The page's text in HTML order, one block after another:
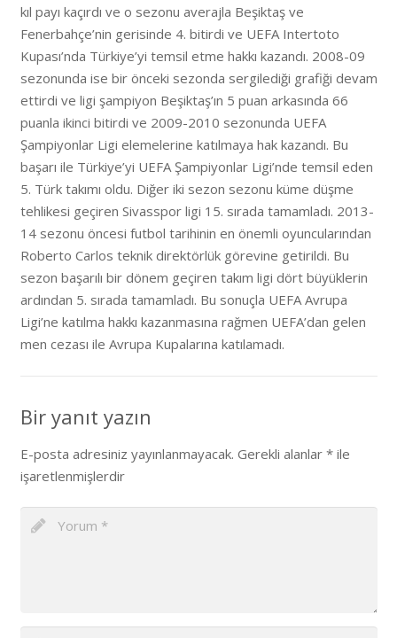
kıl payı kaçırdı ve o sezonu averajla Beşiktaş ve
Fenerbahçe’nin gerisinde 4. bitirdi ve UEFA Intertoto
Kupası’nda Türkiye’yi temsil etme hakkı kazandı. 2008-09
sezonunda ise bir önceki sezonda sergilediği grafiği devam
ettirdi ve ligi şampiyon Beşiktaş’ın 5 puan arkasında 66
puanla ikinci bitirdi ve 2009-2010 sezonunda UEFA
Şampiyonlar Ligi elemelerine katılmaya hak kazandı. Bu
başarı ile Türkiye’yi UEFA Şampiyonlar Ligi’nde temsil eden
5. Türk takımı oldu. Diğer iki sezon sezonu küme düşme
tehlikesi geçiren Sivasspor ligi 15. sırada tamamladı. 2013-
14 sezonu öncesi futbol tarihinin en önemli oyuncularından
Roberto Carlos teknik direktörlük görevine getirildi. Bu
sezon başarılı bir dönem geçiren takım ligi dört büyüklerin
ardından 5. sırada tamamladı. Bu sonuçla UEFA Avrupa
Ligi’ne katılma hakkı kazanmasına rağmen UEFA’dan gelen
men cezası ile Avrupa Kupalarına katılamadı.
Bir yanıt yazın
E-posta adresiniz yayınlanmayacak. Gerekli alanlar *ile
işaretlenmişlerdir